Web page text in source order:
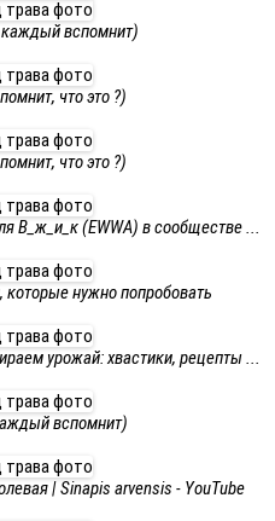
вспомнит)
что это ?)
что это ?)
В_ж_и_к (EWWA) в сообществе ...
которые нужно попробовать
урожай: хвастики, рецепты ...
вспомнит)
| Sinapis arvensis - YouTube